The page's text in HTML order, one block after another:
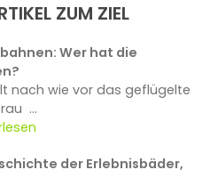
ZUM ZIEL
Wer hat die
nach wie vor das geflügelte
...
der Erlebnisbäder,